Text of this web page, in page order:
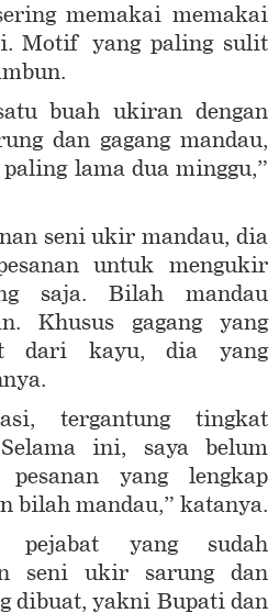
memakai memakai
Motif yang paling sulit
buah ukiran dengan
dan gagang mandau,
lama dua minggu,”
seni ukir mandau, dia
untuk mengukir
saja. Bilah mandau
Khusus gagang yang
dari kayu, dia yang
tergantung tingkat
ini, saya belum
yang lengkap
bilah mandau,” katanya.
pejabat yang sudah
seni ukir sarung dan
dibuat, yakni Bupati dan